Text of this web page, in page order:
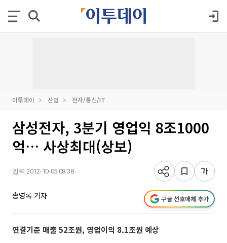
이투데이 산업 전자/통신/IT
삼성전자, 3분기 영업익 8조1000
억… 사상최대(상보)
입력 2012-10-05 08:38
송영록 기자 구글 선호매체 추가
연결기준 매출 52조원, 영업이익 8.1조원 예상